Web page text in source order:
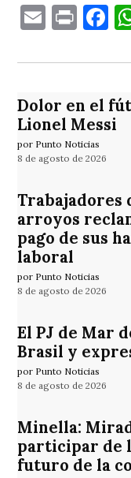
Email
Dolor en el
Lionel Messi
por Punto Noticias
8 de agosto de 2026
Trabajadores
arroyos
pago de sus
laboral
por Punto Noticias
8 de agosto de 2026
El PJ de Mar
Brasil y
por Punto Noticias
8 de agosto de 2026
Minella:
participar de
futuro de la